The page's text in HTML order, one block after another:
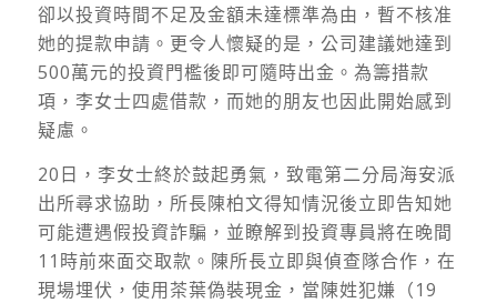
卻以投資時間不足及金額未達標準為由，暫不核准
她的提款申請。更令人懷疑的是，公司建議她達到
500萬元的投資門檻後即可隨時出金。為籌措款
項，李女士四處借款，而她的朋友也因此開始感到
疑慮。
20日，李女士終於鼓起勇氣，致電第二分局海安派
出所尋求協助，所長陳柏文得知情況後立即告知她
可能遭遇假投資詐騙，並瞭解到投資專員將在晚間
11時前來面交取款。陳所長立即與偵查隊合作，在
現場埋伏，使用茶葉偽裝現金，當陳姓犯嫌（19